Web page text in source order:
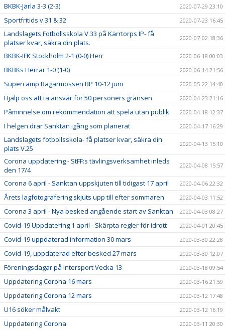
BKBK-Järla 3-3 (2-3) 2020-07-29 23:10
Sportfritids v.31 & 32 2020-07-23 16:45
Landslagets Fotbollsskola V.33 på Kärrtorps IP- få
platser kvar, säkra din plats.
2020-07-02 18:36
BKBK-IFK Stockholm 2-1 (0-0) Herr 2020-06-18 00:03
BKBKs Herrar 1-0 (1-0) 2020-06-14 21:56
Supercamp Bagarmossen BP 10-12 juni 2020-05-22 14:40
Hjälp oss att ta ansvar för 50 personers gränsen 2020-04-23 21:16
Påminnelse om rekommendation att spela utan publik 2020-04-18 12:37
I helgen drar Sanktan igång som planerat 2020-04-17 16:29
Landslagets fotbollsskola- få platser kvar, säkra din
plats V.25
2020-04-13 15:10
Corona uppdatering - StFF:s tävlingsverksamhet inleds
den 17/4
2020-04-08 15:57
Corona 6 april - Sanktan uppskjuten till tidigast 17 april 2020-04-06 22:32
Årets lagfotografering skjuts upp till efter sommaren 2020-04-03 11:52
Corona 3 april - Nya besked angående start av Sanktan 2020-04-03 08:27
Covid-19 Uppdatering 1 april - Skärpta regler för idrott 2020-04-01 20:45
Covid-19 uppdaterad information 30 mars 2020-03-30 22:28
Covid-19, uppdaterad efter besked 27 mars 2020-03-30 12:07
Föreningsdagar på Intersport Vecka 13 2020-03-18 09:54
Uppdatering Corona 16 mars 2020-03-16 21:59
Uppdatering Corona 12 mars 2020-03-12 17:48
U16 söker målvakt 2020-03-12 16:19
Uppdatering Corona 2020-03-11 20:30